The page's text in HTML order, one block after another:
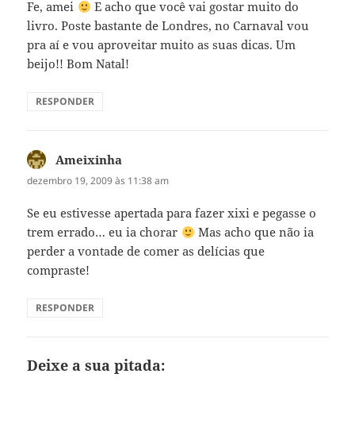
Fe, amei
E acho que você vai gostar muito do
livro. Poste bastante de Londres, no Carnaval vou
pra aí e vou aproveitar muito as suas dicas. Um
beijo!! Bom Natal!
RESPONDER
Ameixinha
dezembro 19, 2009 às 11:38 am
Se eu estivesse apertada para fazer xixi e pegasse o
trem errado… eu ia chorar
Mas acho que não ia
perder a vontade de comer as delícias que
compraste!
RESPONDER
Deixe a sua pitada: